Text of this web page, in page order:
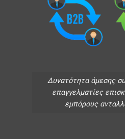
Δυνατότητα άμεσης
επαγγελματίες
εμπόρους